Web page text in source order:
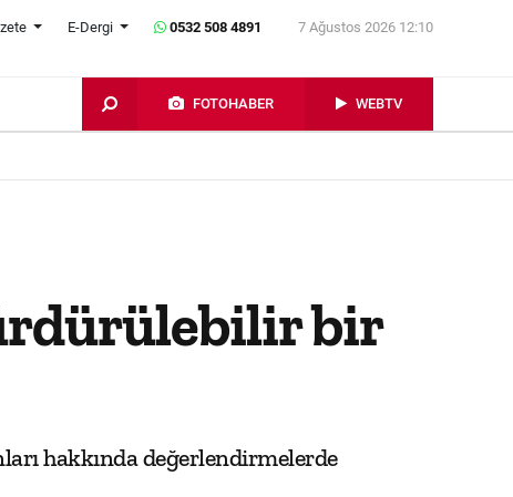
E-Dergi 0532 508 4891 7 Ağustos 2026 12:10
FOTOHABER WEBTV
bir
hakkında değerlendirmelerde